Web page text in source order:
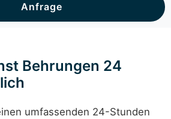
Anfrage
Behrungen 24
umfassenden 24-Stunden